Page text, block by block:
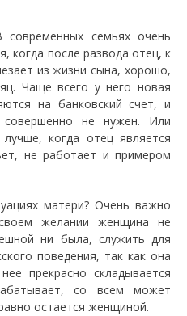
семьях очень
когда после развода отец, к
из жизни сына, хорошо,
Чаще всего у него новая
на банковский счет, и
совершенно не нужен. Или
когда отец является
не работает и примером
матери? Очень важно
желании женщина не
ни была, служить для
поведения, так как она
прекрасно складывается
со всем может
остается женщиной.